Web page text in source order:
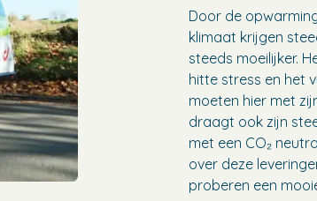
Door de
klimaat krijgen
steeds moeilijker.
hitte stress en het
moeten hier met
draagt ook zijn
met een CO₂
over deze
proberen een